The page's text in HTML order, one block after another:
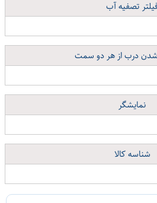
تصفیه آب
شدن درب از هر دو سمت
نمایشگر
شناسه کالا